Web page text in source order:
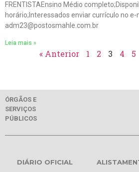
FRENTISTAEnsino Médio
horário;Interessados enviar currículo no e-
adm23@postosmahle.com.br
Leia mais »
« Anterior 1 2 3 4 5
ÓRGÃOS E
SERVIÇOS
PÚBLICOS
DIÁRIO OFICIAL